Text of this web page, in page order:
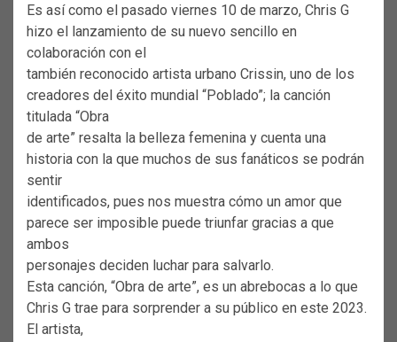
Es así como el pasado viernes 10 de marzo, Chris G
hizo el lanzamiento de su nuevo sencillo en
colaboración con el
también reconocido artista urbano Crissin, uno de los
creadores del éxito mundial “Poblado”; la canción
titulada “Obra
de arte” resalta la belleza femenina y cuenta una
historia con la que muchos de sus fanáticos se podrán
sentir
identificados, pues nos muestra cómo un amor que
parece ser imposible puede triunfar gracias a que
ambos
personajes deciden luchar para salvarlo.
Esta canción, “Obra de arte”, es un abrebocas a lo que
Chris G trae para sorprender a su público en este 2023.
El artista,